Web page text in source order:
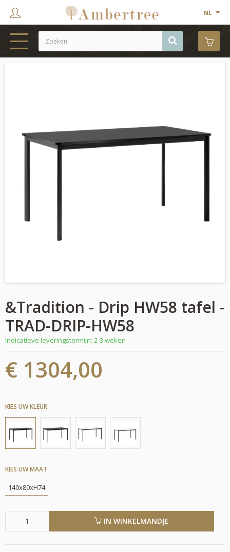
NL
PROJECTEN
OUTLET
&Tradition - Drip HW58 tafel -
TRAD-DRIP-HW58
Indicatieve leveringstermijn: 2-3 weken
€ 1304,00
KIES UW KLEUR
KIES UW MAAT
140x80xH74
IN WINKELMANDJE